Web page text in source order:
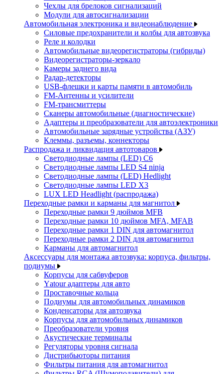
Чехлы для брелоков сигнализаций
Модули для автосигнализации
Автомобильная электроника и видеонаблюдение
Силовые предохранители и колбы для автозвука
Реле и колодки
Автомобильные видеорегистраторы (гибриды)
Видеорегистраторы-зеркало
Камеры заднего вида
Радар-детекторы
USB-флешки и карты памяти в автомобиль
FM-Антенны и усилители
FM-трансмиттеры
Сканеры автомобильные (диагностические)
Адаптеры и преобразователи для автоэлектроники
Автомобильные зарядные устройства (АЗУ)
Клеммы, разъемы, коннекторы
Распродажа и ликвидация автотоваров
Светодиодные лампы (LED) C6
Светодиодные лампы LED S4 ninja
Светодиодные лампы (LED) Hedlight
Светодиодные лампы LED X3
LUX LED Headlight (распродажа)
Переходные рамки и карманы для магнитол
Переходные рамки 9 дюймов MFB
Переходные рамки 10 дюймов MFA, MFAB
Переходные рамки 1 DIN для автомагнитол
Переходные рамки 2 DIN для автомагнитол
Карманы для автомагнитол
Аксессуары для монтажа автозвука: корпуса, фильтры,
подиумы
Корпусы для сабвуферов
Yаtour адаптеры для авто
Проставочные кольца
Подиумы для автомобильных динамиков
Конденсаторы для автозвука
Корпусы для автомобильных динамиков
Преобразователи уровня
Акустические терминалы
Регуляторы уровня сигнала
Дистрибьюторы питания
Фильтры питания для автомагнитол